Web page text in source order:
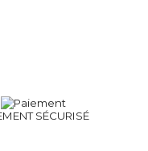
SÉCURISÉ